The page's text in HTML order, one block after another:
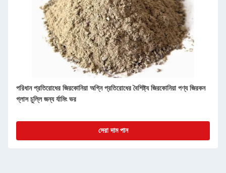
পরিধান প্রতিরোধের জিরকোনিয়া অগ্নি প্রতিরোধের বৈশিষ্ট্য জিরকোনিয়া পণ্য জিরকন
গ্লাস চুল্লি জন্য র্যামিং ভর
সেরা দাম পান